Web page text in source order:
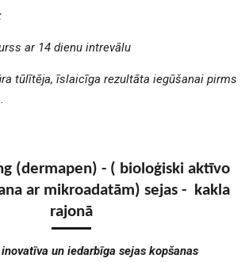
ar 14 dienu intrevālu
tūlītēja, īslaicīga rezultāta iegūšanai pirms
(dermapen) - ( bioloģiski aktīvo
ar mikroadatām) sejas - kakla
rajonā
un iedarbīga sejas kopšanas